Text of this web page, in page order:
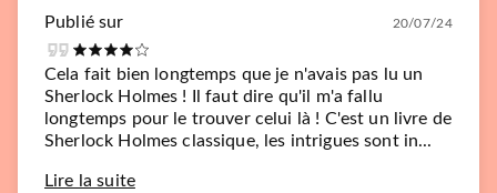
Publié sur 20/07/24
Cela fait bien longtemps que je n'avais pas lu un
Sherlock Holmes ! Il faut dire qu'il m'a fallu
longtemps pour le trouver celui là ! C'est un livre de
Sherlock Holmes classique, les intrigues sont in...
Lire la suite